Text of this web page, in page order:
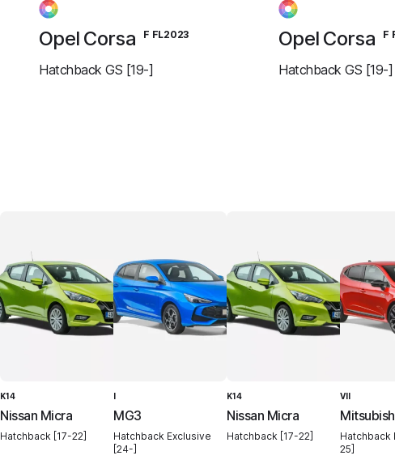
Opel Corsa F FL2023
Hatchback GS [19-]
Opel Corsa F
Hatchback GS [19-]
K14
Nissan Micra
Hatchback [17-22]
I
MG3
Hatchback Exclusive
[24-]
K14
Nissan Micra
Hatchback [17-22]
VII
Hatchback
25]